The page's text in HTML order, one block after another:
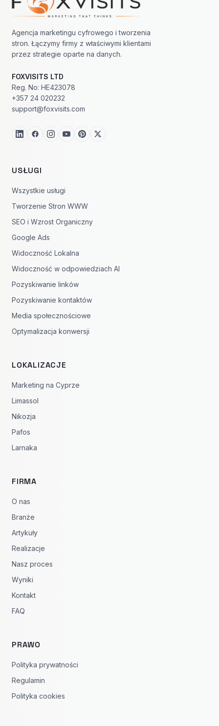
Agencja marketingu cyfrowego i tworzenia
stron. Łączymy firmy z właściwymi klientami
przez strategie oparte na danych.
FOXVISITS LTD
Reg. No: HE423078
+357 24 020232
support@foxvisits.com
USŁUGI
Wszystkie usługi
Tworzenie Stron WWW
SEO i Wzrost Organiczny
Google Ads
Widoczność Lokalna
Widoczność w odpowiedziach AI
Pozyskiwanie linków
Pozyskiwanie kontaktów
Media społecznościowe
Optymalizacja konwersji
LOKALIZACJE
Marketing na Cyprze
Limassol
Nikozja
Pafos
Larnaka
FIRMA
O nas
Branże
Artykuły
Realizacje
Nasz proces
Wyniki
Kontakt
FAQ
PRAWO
Polityka prywatności
Regulamin
Polityka cookies